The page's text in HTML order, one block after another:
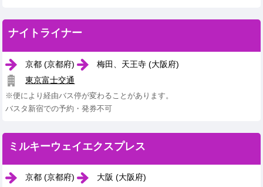
ナイトライナー
京都 (京都府)
梅田、天王寺 (大阪府)
東京富士交通
※便により経由バス停が変わることがあります。
バスタ新宿での予約・発券不可
ミルキーウェイエクスプレス
京都 (京都府) 大阪 (大阪府)